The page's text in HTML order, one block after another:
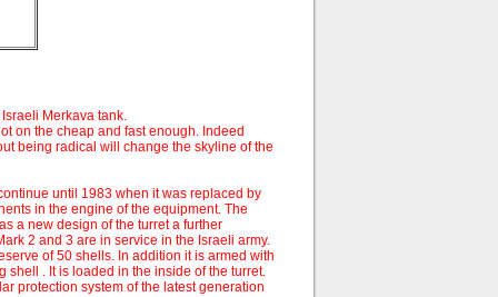
Merkava tank.
on the cheap and fast enough. Indeed
being radical will change the skyline of the
until 1983 when it was replaced by
in the engine of the equipment. The
a new design of the turret a further
2 and 3 are in service in the Israeli army.
of 50 shells. In addition it is armed with
shell . It is loaded in the inside of the turret.
protection system of the latest generation